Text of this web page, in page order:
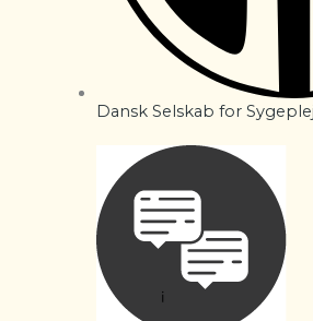
Dansk Selskab for